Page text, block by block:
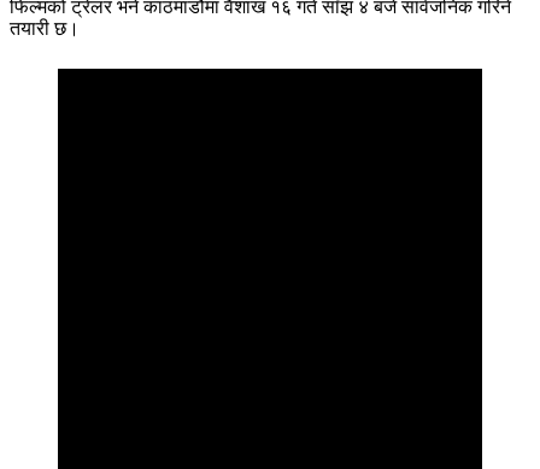
फिल्मको ट्रेलर भने काठमाडौंमा वैशाख १६ गते साँझ ४ बजे सार्वजनिक गरिने
तयारी छ।